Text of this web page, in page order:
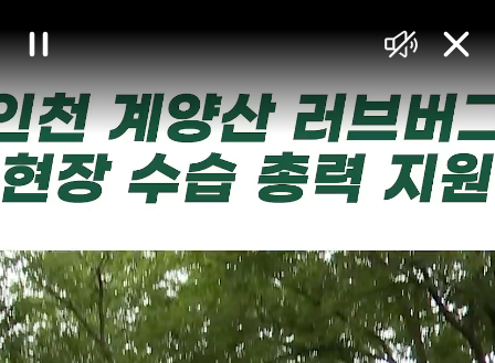
대
한
민
국
정
책
브
리
일
시
정
지
음
소
거
닫
기